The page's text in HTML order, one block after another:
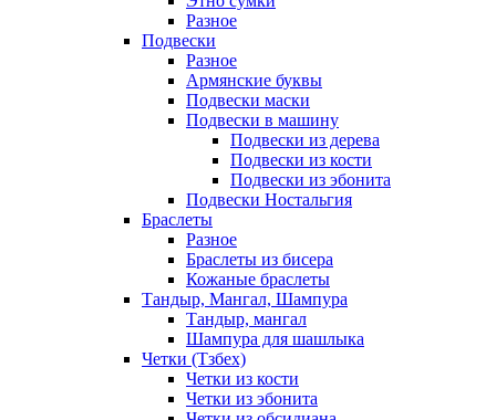
Разное
Подвески
Разное
Армянские буквы
Подвески маски
Подвески в машину
Подвески из дерева
Подвески из кости
Подвески из эбонита
Подвески Ностальгия
Браслеты
Разное
Браслеты из бисера
Кожаные браслеты
Тандыр, Мангал, Шампура
Тандыр, мангал
Шампура для шашлыка
Четки (Тзбех)
Четки из кости
Четки из эбонита